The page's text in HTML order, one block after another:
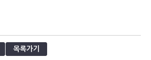
목록가기